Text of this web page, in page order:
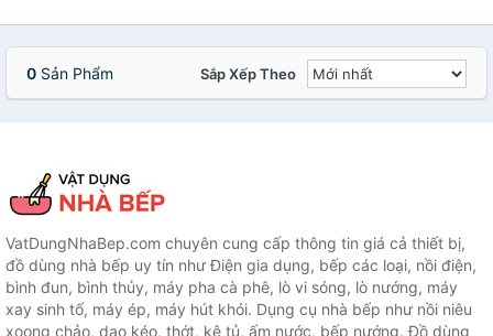
0 Sản Phẩm Sắp Xếp Theo
VatDungNhaBep.com chuyên cung cấp thông tin giá cả thiết bị,
đồ dùng nhà bếp uy tín như Điện gia dụng, bếp các loại, nồi điện,
bình đun, bình thủy, máy pha cà phê, lò vi sóng, lò nướng, máy
xay sinh tố, máy ép, máy hút khói. Dụng cụ nhà bếp như nồi niêu
xoong chảo, dao kéo, thớt, kệ tủ, ấm nước, bếp nướng. Đồ dùng